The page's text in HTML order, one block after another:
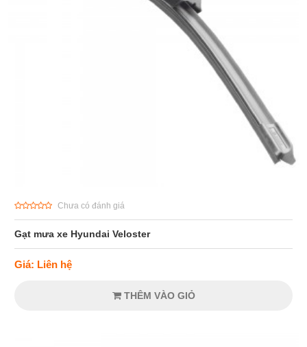
Chưa có đánh giá
Gạt mưa xe Hyundai Veloster
Giá: Liên hệ
THÊM VÀO GIỎ